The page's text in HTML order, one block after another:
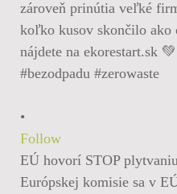
•
Follow
EÚ hovorí STOP
Európskej komisie sa v